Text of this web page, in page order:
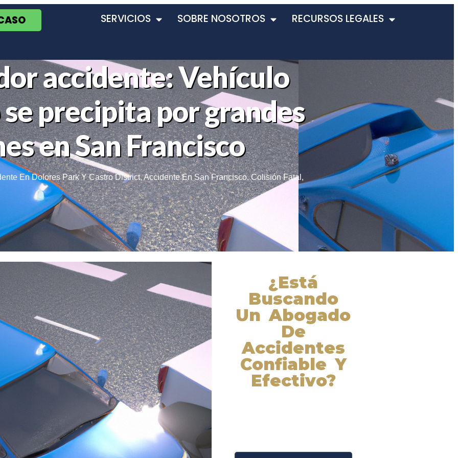
SERVICIOS SOBRE NOSOTROS RECURSOS LEGALES
accidente: Vehículo
precipita por grandes
en San Francisco
En Dolores Park Y Castro District,Accidente En San Francisco,Colisión Fatal ,
¿Está
Buscando
Un Abogado
De
Accidentes
Confiable Y
Efectivo?